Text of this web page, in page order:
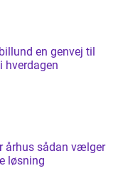
genvej til
hverdagen
vælger
løsning